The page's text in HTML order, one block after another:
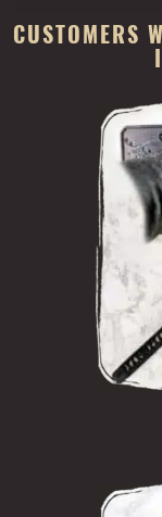
CUSTOMERS